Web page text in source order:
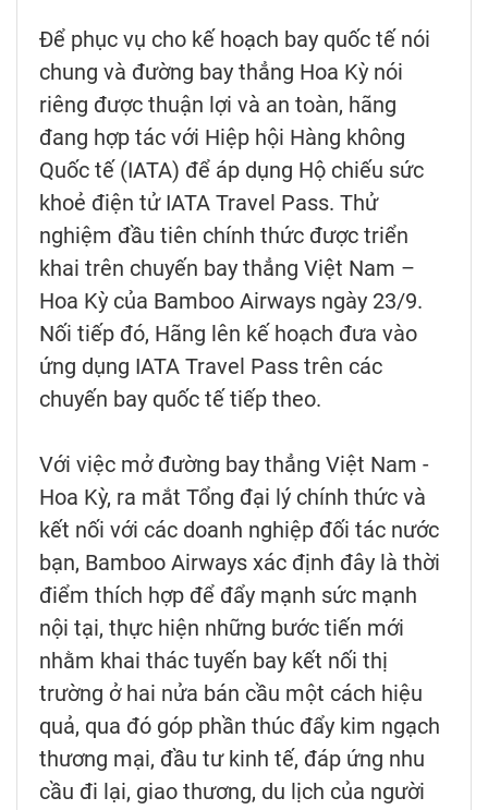
Để phục vụ cho kế hoạch bay quốc tế nói
chung và đường bay thẳng Hoa Kỳ nói
riêng được thuận lợi và an toàn, hãng
đang hợp tác với Hiệp hội Hàng không
Quốc tế (IATA) để áp dụng Hộ chiếu sức
khoẻ điện tử IATA Travel Pass. Thử
nghiệm đầu tiên chính thức được triển
khai trên chuyến bay thẳng Việt Nam –
Hoa Kỳ của Bamboo Airways ngày 23/9.
Nối tiếp đó, Hãng lên kế hoạch đưa vào
ứng dụng IATA Travel Pass trên các
chuyến bay quốc tế tiếp theo.
Với việc mở đường bay thẳng Việt Nam -
Hoa Kỳ, ra mắt Tổng đại lý chính thức và
kết nối với các doanh nghiệp đối tác nước
bạn, Bamboo Airways xác định đây là thời
điểm thích hợp để đẩy mạnh sức mạnh
nội tại, thực hiện những bước tiến mới
nhằm khai thác tuyến bay kết nối thị
trường ở hai nửa bán cầu một cách hiệu
quả, qua đó góp phần thúc đẩy kim ngạch
thương mại, đầu tư kinh tế, đáp ứng nhu
cầu đi lại, giao thương, du lịch của người